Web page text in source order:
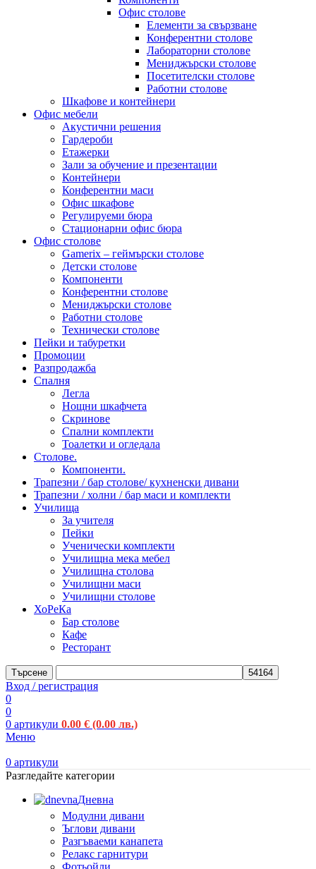
Офис столове
Елементи за свързване
Конферентни столове
Лабораторни столове
Мениджърски столове
Посетителски столове
Работни столове
Шкафове и контейнери
Офис мебели
Акустични решения
Гардероби
Етажерки
Зали за обучение и презентации
Контейнери
Конферентни маси
Офис шкафове
Регулируеми бюра
Стационарни офис бюра
Офис столове
Gamerix – геймърски столове
Детски столове
Компоненти
Конферентни столове
Мениджърски столове
Работни столове
Технически столове
Пейки и табуретки
Промоции
Разпродажба
Спалня
Легла
Нощни шкафчета
Скринове
Спални комплекти
Тоалетки и огледала
Столове.
Компоненти.
Трапезни / бар столове/ кухненски дивани
Трапезни / холни / бар маси и комплекти
Училища
За учителя
Пейки
Ученически комплекти
Училищна мека мебел
Училищна столова
Училищни маси
Училищни столове
ХоРеКа
Бар столове
Кафе
Ресторант
Търсене
Вход / регистрация
0
0
0 артикули 0.00 € (0.00 лв.)
Меню
0 артикули
Разгледайте категории
Дневна
Модулни дивани
Ъглови дивани
Разгъваеми канапета
Релакс гарнитури
Фотьойли